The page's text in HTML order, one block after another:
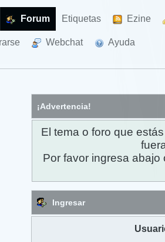
Forum Etiquetas Ezine
Webchat Ayuda
¡Advertencia!
El tema o foro que
Por favor ingresa
Ingresar